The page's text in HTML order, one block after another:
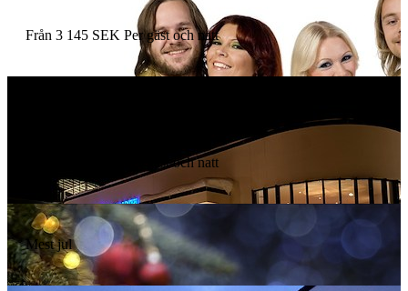
Från 3 145 SEK Per gäst och natt
Per gäst och natt
Mest jul